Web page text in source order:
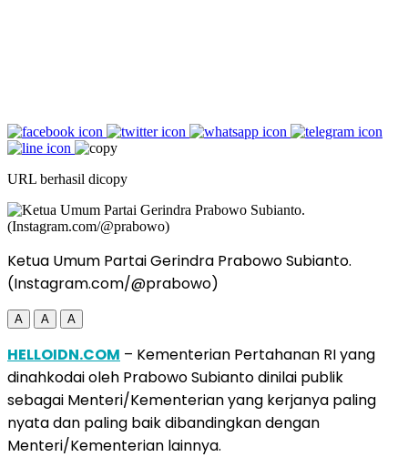
URL berhasil dicopy
Ketua Umum Partai Gerindra Prabowo Subianto.
(Instagram.com/@prabowo)
A A A
HELLOIDN.COM – Kementerian Pertahanan RI yang
dinahkodai oleh Prabowo Subianto dinilai publik
sebagai Menteri/Kementerian yang kerjanya paling
nyata dan paling baik dibandingkan dengan
Menteri/Kementerian lainnya.